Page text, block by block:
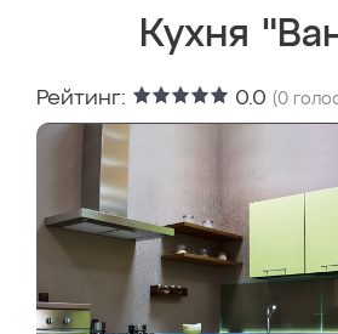
Кухня
Рейтинг: 0.0 (0